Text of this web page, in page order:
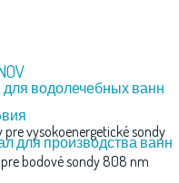
для водолечебных ванн
для производства ванн
vysokoenergetické sondy
bodové sondy 808 nm